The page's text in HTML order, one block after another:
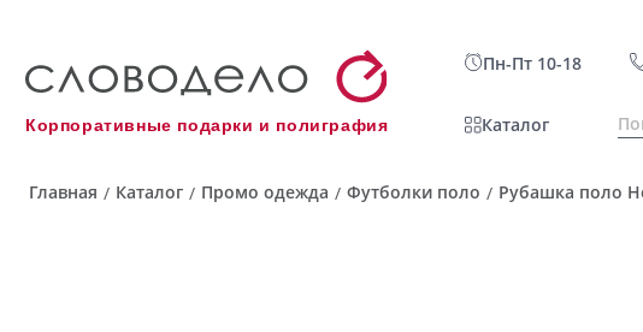
Корпоративные подарки и полиграфия
Пн-Пт 10-18
Каталог
Главная / Каталог / Промо одежда / Футболки поло / Рубашка поло